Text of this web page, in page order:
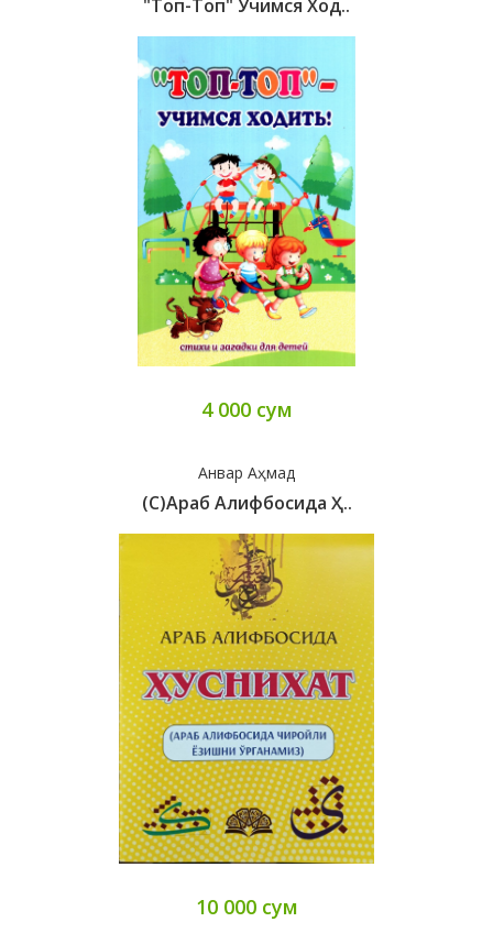
"Топ-Топ" Учимся Ход..
4 000 сум
Анвар Аҳмад
(c)Араб Алифбосида Ҳ..
10 000 сум